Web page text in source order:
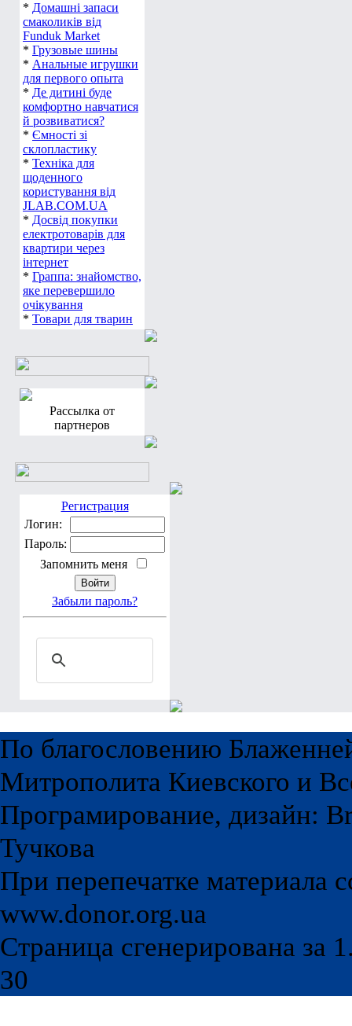
* Домашні запаси
смаколиків від
Funduk Market
* Грузовые шины
* Анальные игрушки
для первого опыта
* Де дитині буде
комфортно навчатися
й розвиватися?
* Ємності зі
склопластику
* Техніка для
щоденного
користування від
JLAB.COM.UA
* Досвід покупки
електротоварів для
квартири через
інтернет
* Граппа: знайомство,
яке перевершило
очікування
* Товари для тварин
Рассылка от
партнеров
Регистрация
Логин:
Пароль:
Запомнить меня
Забыли пароль?
По благословению
Митрополита Киевского и
Програмирование, дизайн:
Тучкова
При перепечатке материала
www.donor.org.ua
Страница сгенерирована за
30